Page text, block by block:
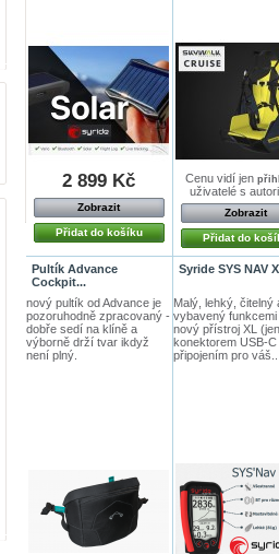
2 899 Kč
Zobrazit
Přidat do košíku
Cenu vidí jen
uživatelé s
Zobrazit
Přidat do
Pultík Advance
Cockpit...
nový pultík od Advance je
pozoruhodně zpracovaný -
dobře sedí na klíně a
výborně drží tvar ikdyž
není plný.
Syride SYS NAV
Malý, lehký, čitelný
vybavený funkcemi
nový přístroj XL
konektorem USB-C
připojením pro